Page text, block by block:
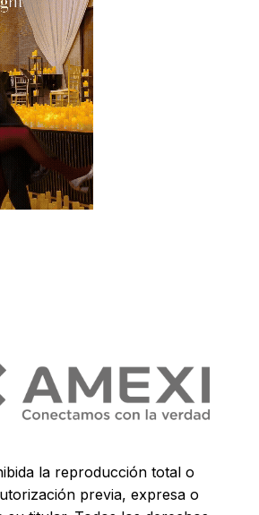
la reproducción total o
previa, expresa o